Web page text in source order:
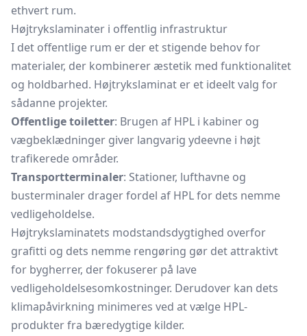
ethvert rum.
Højtrykslaminater i offentlig infrastruktur
I det offentlige rum er der et stigende behov for
materialer, der kombinerer æstetik med funktionalitet
og holdbarhed. Højtrykslaminat er et ideelt valg for
sådanne projekter.
Offentlige toiletter: Brugen af HPL i kabiner og
vægbeklædninger giver langvarig ydeevne i højt
trafikerede områder.
Transportterminaler: Stationer, lufthavne og
busterminaler drager fordel af HPL for dets nemme
vedligeholdelse.
Højtrykslaminatets modstandsdygtighed overfor
grafitti og dets nemme rengøring gør det attraktivt
for bygherrer, der fokuserer på lave
vedligeholdelsesomkostninger. Derudover kan dets
klimapåvirkning minimeres ved at vælge HPL-
produkter fra bæredygtige kilder.